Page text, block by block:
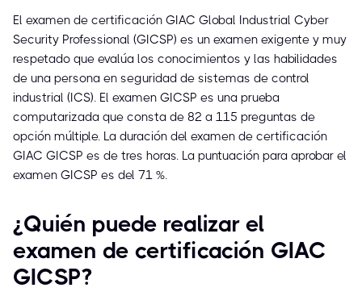
El examen de certificación GIAC Global Industrial Cyber
Security Professional (GICSP) es un examen exigente y muy
respetado que evalúa los conocimientos y las habilidades
de una persona en seguridad de sistemas de control
industrial (ICS). El examen GICSP es una prueba
computarizada que consta de 82 a 115 preguntas de
opción múltiple. La duración del examen de certificación
GIAC GICSP es de tres horas. La puntuación para aprobar el
examen GICSP es del 71 %.
¿Quién puede realizar el
examen de certificación GIAC
GICSP?